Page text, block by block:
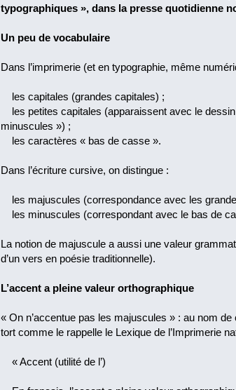
typographiques », dans la presse quotidienne
Un peu de vocabulaire
Dans l’imprimerie (et en typographie, même
les capitales (grandes capitales) ;
les petites capitales (apparaissent avec le
minuscules ») ;
les caractères « bas de casse ».
Dans l’écriture cursive, on distingue :
les majuscules (correspondance avec les
les minuscules (correspondant avec le bas de
La notion de majuscule a aussi une valeur
d’un vers en poésie traditionnelle).
L’accent a pleine valeur orthographique
« On n’accentue pas les majuscules » : au nom
tort comme le rappelle le Lexique de l’Imprimerie
« Accent (utilité de l’)